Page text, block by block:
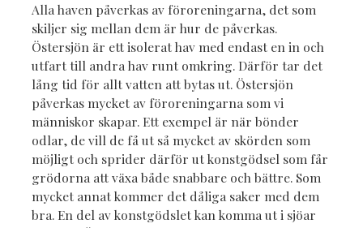
Alla haven påverkas av föroreningarna, det som
skiljer sig mellan dem är hur de påverkas.
Östersjön är ett isolerat hav med endast en in och
utfart till andra hav runt omkring. Därför tar det
lång tid för allt vatten att bytas ut. Östersjön
påverkas mycket av föroreningarna som vi
människor skapar. Ett exempel är när bönder
odlar, de vill de få ut så mycket av skörden som
möjligt och sprider därför ut konstgödsel som får
grödorna att växa både snabbare och bättre. Som
mycket annat kommer det dåliga saker med dem
bra. En del av konstgödslet kan komma ut i sjöar